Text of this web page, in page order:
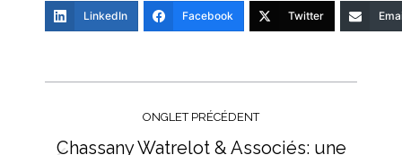
LinkedIn Facebook Twitter
commentaire
ONGLET PRÉCÉDENT
Chassany Watrelot & Associés: une